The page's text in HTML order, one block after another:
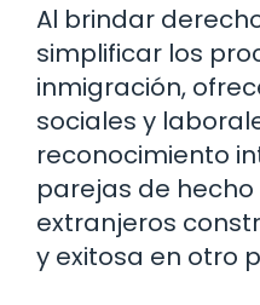
Al brindar
simplificar los
inmigración,
sociales y
reconocimiento
parejas de
extranjeros
y exitosa en otro